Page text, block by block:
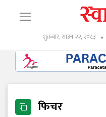
शुक्रबार, साउन २२, २०८३
फिचर